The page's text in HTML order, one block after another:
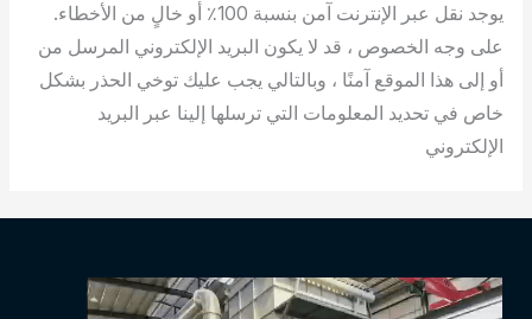
يوجد نقل عبر الإنترنت آمن بنسبة 100٪ أو خالٍ من الأخطاء.
على وجه الخصوص ، قد لا يكون البريد الإلكتروني المرسل من
أو إلى هذا الموقع آمنًا ، وبالتالي يجب عليك توخي الحذر بشكل
خاص في تحديد المعلومات التي ترسلها إلينا عبر البريد
الإلكتروني
Video